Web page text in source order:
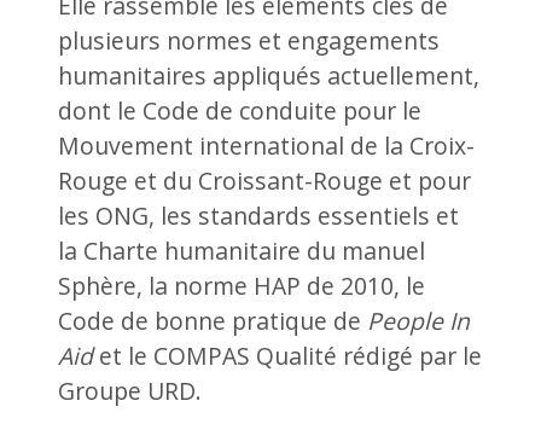
plusieurs normes et engagements
humanitaires appliqués actuellement,
dont le Code de conduite pour le
Mouvement international de la Croix-
Rouge et du Croissant-Rouge et pour
les ONG, les standards essentiels et
la Charte humanitaire du manuel
Sphère, la norme HAP de 2010, le
Code de bonne pratique de People In
Aidet le COMPAS Qualité rédigé par le
Groupe URD.